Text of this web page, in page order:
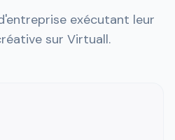
exécutant leur
sur Virtuall.